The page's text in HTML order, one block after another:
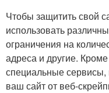
Чтобы защитить свой
использовать
ограничения на
адреса и другие.
специальные сервисы,
ваш сайт от веб-